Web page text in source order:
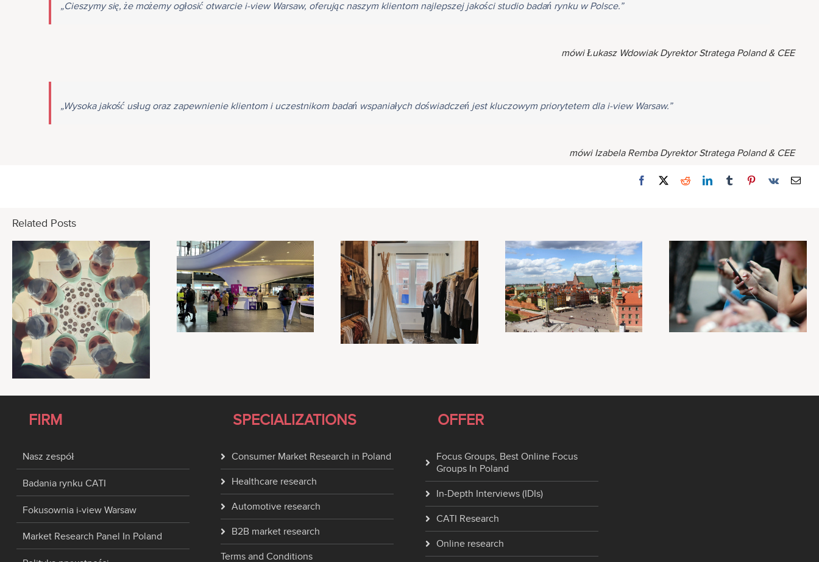
„Cieszymy się, że możemy ogłosić otwarcie i-view Warsaw, oferując naszym klientom najlepszej jakości studio badań rynku w Polsce.”
mówi Łukasz Wdowiak Dyrektor Stratega Poland & CEE
„Wysoka jakość usług oraz zapewnienie klientom i uczestnikom badań wspaniałych doświadczeń jest kluczowym priorytetem dla i-view Warsaw.”
mówi Izabela Remba Dyrektor Stratega Poland & CEE
Related Posts
FIRM
Nasz zespół
Badania rynku CATI
Fokusownia i-view Warsaw
Market Research Panel In Poland
SPECIALIZATIONS
Consumer Market Research in Poland
Healthcare research
Automotive research
B2B market research
Terms and Conditions
OFFER
Focus Groups, Best Online Focus
Groups In Poland
In-Depth Interviews (IDIs)
CATI Research
Online research